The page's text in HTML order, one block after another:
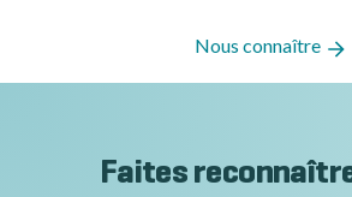
Nous connaître
Faites